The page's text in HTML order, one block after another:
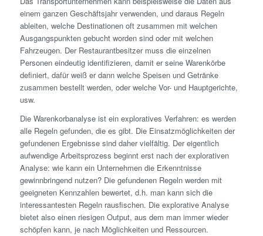
einem ganzen Geschäftsjahr verwenden, und daraus Regeln
ableiten, welche Destinationen oft zusammen mit welchen
Ausgangspunkten gebucht worden sind oder mit welchen
Fahrzeugen. Der Restaurantbesitzer muss die einzelnen
Personen eindeutig identifizieren, damit er seine Warenkörbe
definiert, dafür weiß er dann welche Speisen und Getränke
zusammen bestellt werden, oder welche Vor- und Hauptgerichte,
usw.
Die Warenkorbanalyse ist ein exploratives Verfahren: es werden
alle Regeln gefunden, die es gibt. Die Einsatzmöglichkeiten der
gefundenen Ergebnisse sind daher vielfältig. Der eigentlich
aufwendige Arbeitsprozess beginnt erst nach der explorativen
Analyse: wie kann ein Unternehmen die Erkenntnisse
gewinnbringend nutzen? Die gefundenen Regeln werden mit
geeigneten Kennzahlen bewertet, d.h. man kann sich die
interessantesten Regeln rausfischen. Die explorative Analyse
bietet also einen riesigen Output, aus dem man immer wieder
schöpfen kann, je nach Möglichkeiten und Ressourcen.